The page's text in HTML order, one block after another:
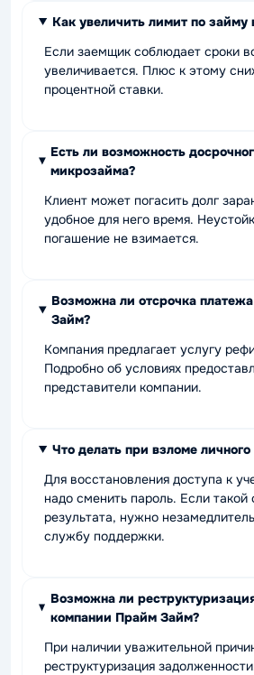
Как увеличить лимит по
Если заемщик соблюдает сроки
увеличивается. Плюс к этому
процентной ставки.
Есть ли возможность
микрозайма?
Клиент может погасить долг
удобное для него время.
погашение не взимается.
Возможна ли отсрочка
Займ?
Компания предлагает услугу
Подробно об условиях
представители компании.
Что делать при взломе личного
Для восстановления доступа к
надо сменить пароль. Если такой
результата, нужно
службу поддержки.
Возможна ли
компании Прайм Займ?
При наличии уважительной
реструктуризация